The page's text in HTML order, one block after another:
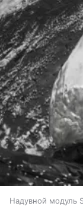
Надувной модуль